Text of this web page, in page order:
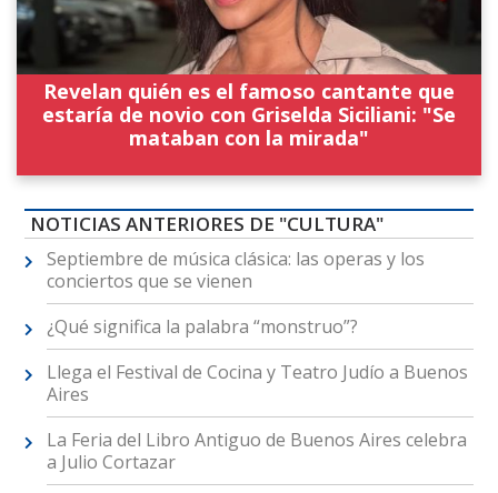
Revelan quién es el famoso cantante que
estaría de novio con Griselda Siciliani: "Se
mataban con la mirada"
NOTICIAS ANTERIORES DE "CULTURA"
Septiembre de música clásica: las operas y los
conciertos que se vienen
¿Qué significa la palabra “monstruo”?
Llega el Festival de Cocina y Teatro Judío a Buenos
Aires
La Feria del Libro Antiguo de Buenos Aires celebra
a Julio Cortazar